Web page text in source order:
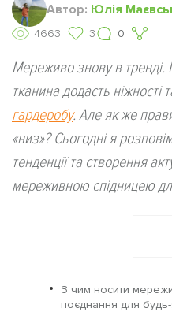
Автор: Юлія
4663 3 0
Мереживо знову в тренді.
тканина додасть ніжності
гардеробу. Але як же
«низ»? Сьогодні я
тенденції та створення
мереживною спідницею
З чим носити
поєднання для